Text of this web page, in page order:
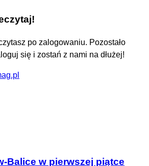
po zalogowaniu. Pozostało
się i zostań z nami na dłużej!
Balice w pierwszej piątce